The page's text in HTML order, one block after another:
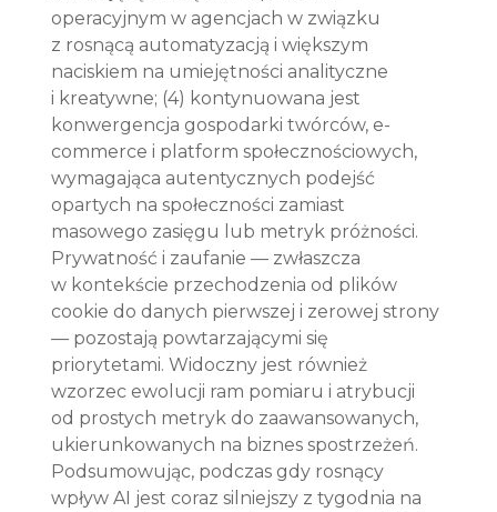
operacyjnym w agencjach w związku
z rosnącą automatyzacją i większym
naciskiem na umiejętności analityczne
i kreatywne; (4) kontynuowana jest
konwergencja gospodarki twórców, e-
commerce i platform społecznościowych,
wymagająca autentycznych podejść
opartych na społeczności zamiast
masowego zasięgu lub metryk próżności.
Prywatność i zaufanie — zwłaszcza
w kontekście przechodzenia od plików
cookie do danych pierwszej i zerowej strony
— pozostają powtarzającymi się
priorytetami. Widoczny jest również
wzorzec ewolucji ram pomiaru i atrybucji
od prostych metryk do zaawansowanych,
ukierunkowanych na biznes spostrzeżeń.
Podsumowując, podczas gdy rosnący
wpływ AI jest coraz silniejszy z tygodnia na